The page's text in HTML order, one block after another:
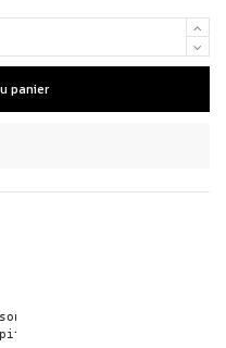
panier
nom "rusher" emprunte
avec vigueur pour